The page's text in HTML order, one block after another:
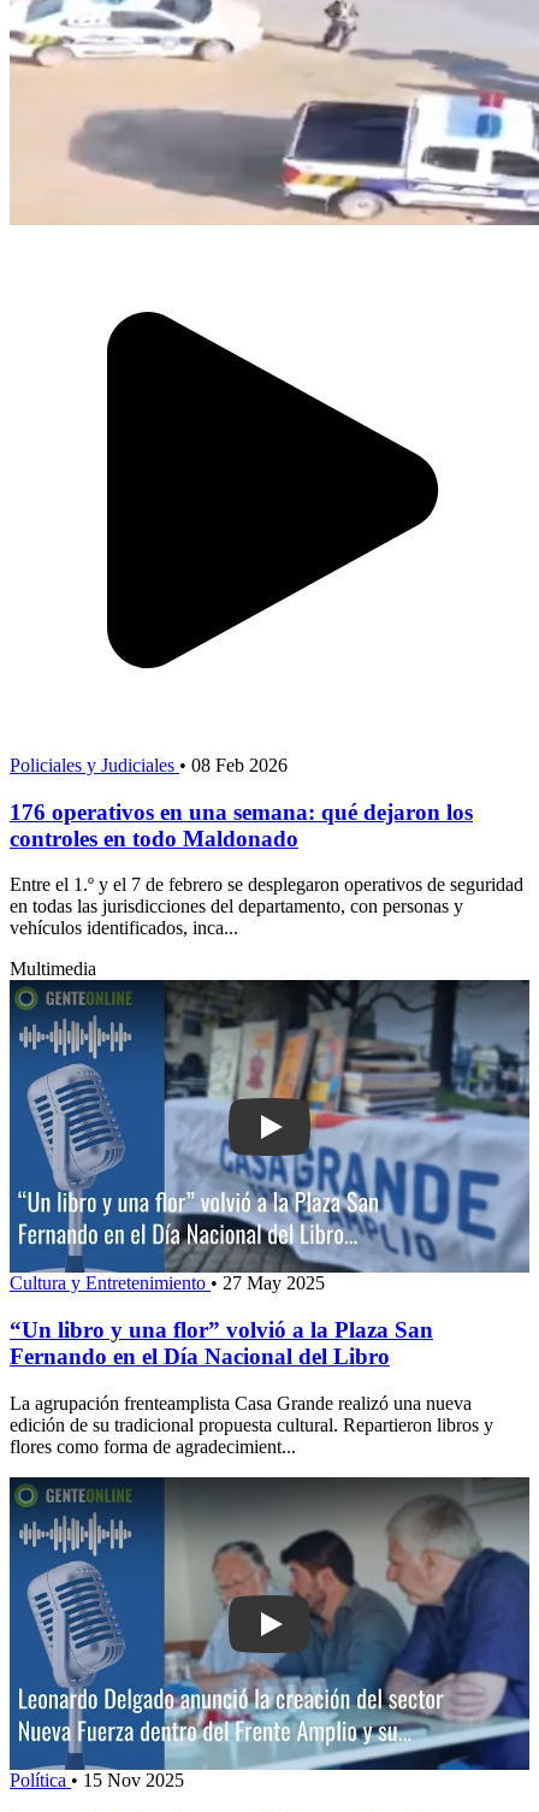
Policiales y Judiciales • 08 Feb 2026
176 operativos en una semana: qué dejaron los
controles en todo Maldonado
Entre el 1.º y el 7 de febrero se desplegaron operativos de seguridad
en todas las jurisdicciones del departamento, con personas y
vehículos identificados, inca...
Multimedia
Play: “Un libro y una flor” volvió a la
Cultura y Entretenimiento • 27 May 2025
“Un libro y una flor” volvió a la Plaza San
Fernando en el Día Nacional del Libro
La agrupación frenteamplista Casa Grande realizó una nueva
edición de su tradicional propuesta cultural. Repartieron libros y
flores como forma de agradecimient...
Play: Leonardo Delgado anunció la
Política • 15 Nov 2025